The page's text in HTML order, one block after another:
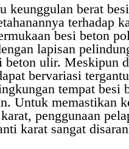
keunggulan berat
terhadap
besi beton
lapisan
beton ulir. Meskipun
bervariasi
tempat besi
Untuk memastikan
penggunaan
karat sangat